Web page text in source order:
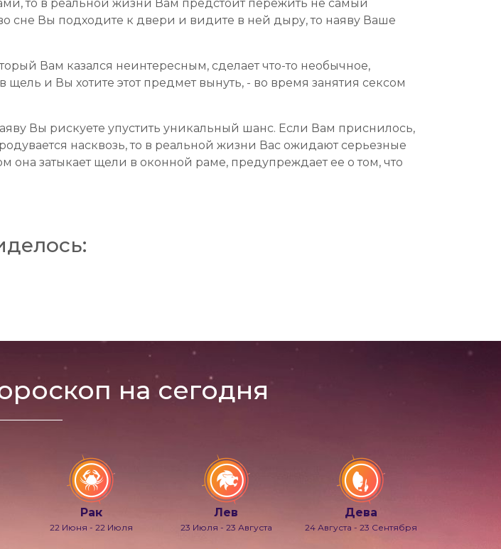
то в реальной жизни Вам предстоит пережить не самый
сне Вы подходите к двери и видите в ней дыру, то наяву Ваше
Вам казался неинтересным, сделает что-то необычное,
и Вы хотите этот предмет вынуть, - во время занятия сексом
Вы рискуете упустить уникальный шанс. Если Вам приснилось,
насквозь, то в реальной жизни Вас ожидают серьезные
затыкает щели в оконной раме, предупреждает ее о том, что
на сегодня
Рак
22 Июня - 22 Июля
Лев
23 Июля - 23 Августа
Дева
24 Августа - 23 Сентября